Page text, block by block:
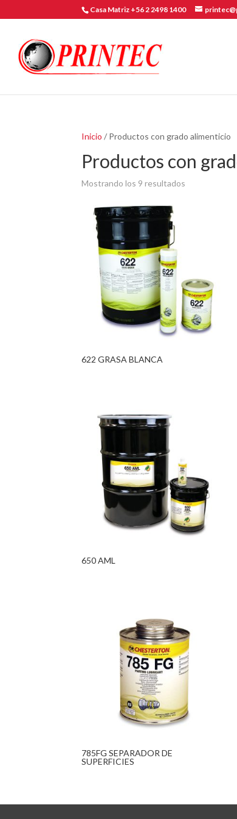
Casa Matriz +56 2 2498 1400
Inicio / Productos con grado alimenticio
Productos con
Mostrando los 9 resultados
622 GRASA BLANCA
650 AML
785FG SEPARADOR DE
SUPERFICIES